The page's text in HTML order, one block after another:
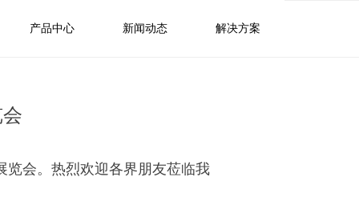
产品中心 新闻动态 解决方案
览会。热烈欢迎各界朋友莅临我